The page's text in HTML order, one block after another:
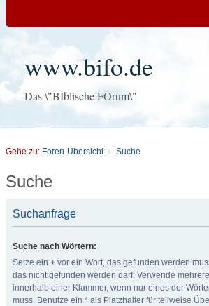
www.bifo.de
Das \"BIblische FOrum\"
Gehe zu: Foren-Übersicht Suche
Suche
Suchanfrage
Suche nach Wörtern:
Setze ein + vor ein Wort, das gefunden werden
das nicht gefunden werden darf. Verwende
innerhalb einer Klammer, wenn nur eines der
muss. Benutze ein * als Platzhalter für teilweise